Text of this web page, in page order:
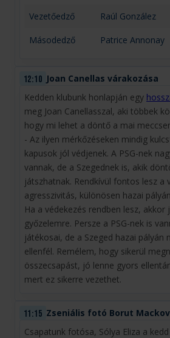
Vezetőedző Raúl González
Másodedző Patrice Annonay
12:10 Joan Canellas várakozása
Kedden klubunk honlapján egy
meg Joan Canellasszal, aki többek
hogy mi lehet a döntő a mai
- Az ilyen mérkőzéseken mindig
kapusok jól védjenek. A PSG-nek
vannak, de a Szegednek is, akik
játszhatnak. Rendkívül fontos lesz a
agresszivitás, különösen hazai
Ha a védekezés rendben lesz, akkor
győzelemre. Persze a PSG-nek is
játékosai, de a Szeged hazai pályán
ellenfél. Remélem, hogy sikerül
összecsapást, jó lenne gyors
mert ez sikerre vezethet.
11:15 Zseniális fotó Borut
Csapatunk fotósa, Sólya Eliza a